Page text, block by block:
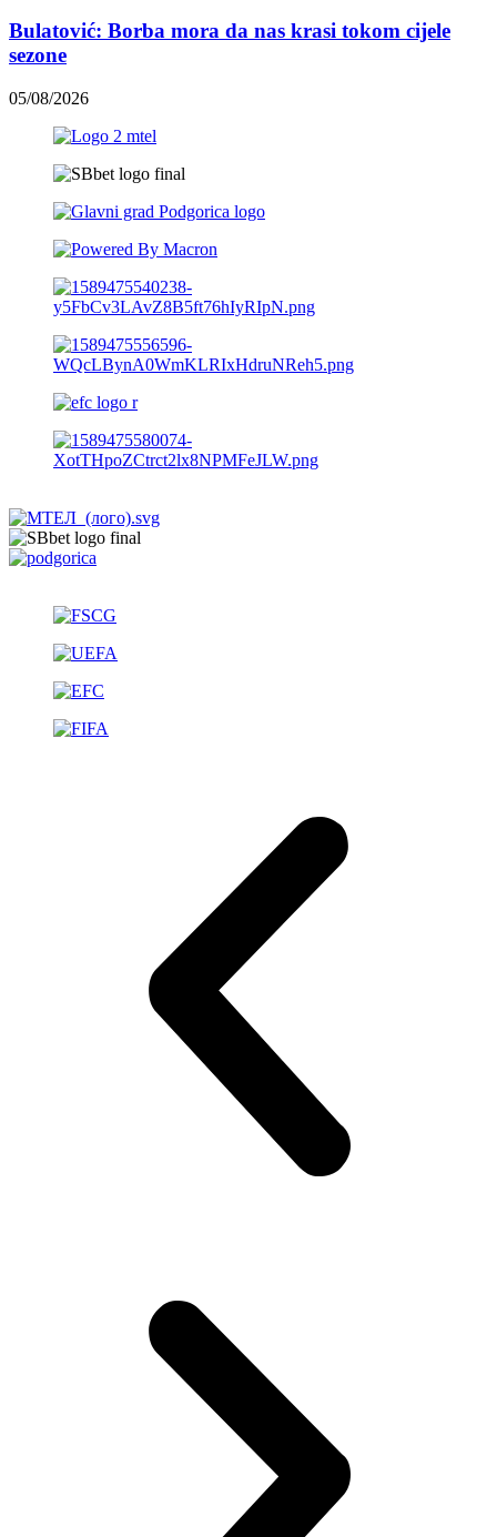
Bulatović: Borba mora da nas krasi tokom cijele
sezone
05/08/2026